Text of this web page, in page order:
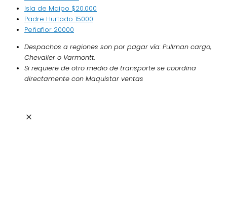
Isla de Maipo $20.000
Padre Hurtado 15000
Peñaflor 20000
Despachos a regiones son por pagar vía: Pullman cargo,
Chevalier o Varmontt.
Si requiere de otro medio de transporte se coordina
directamente con Maquistar ventas